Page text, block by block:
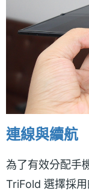
連線與續航
為了有效分配手
TriFold 選擇採